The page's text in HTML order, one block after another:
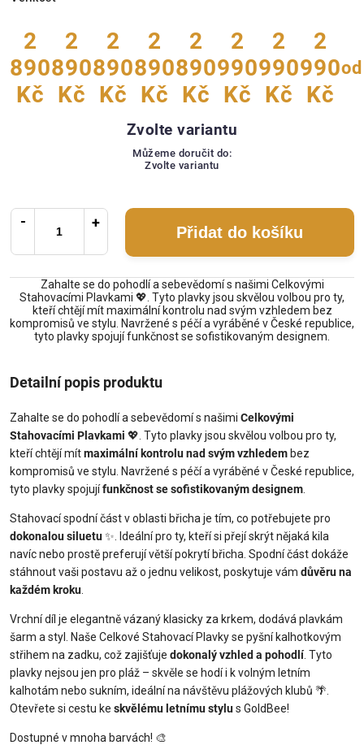
2
890
Kč
2
890
Kč
2
890
Kč
2
890
Kč
2
890
Kč
2
990
Kč
2
990
Kč
2
990
Kč
od
Zvolte variantu
Můžeme doručit do:
Zvolte variantu
Přidat do košíku
Zahalte se do pohodlí a sebevědomí s našimi Celkovými
Stahovacími Plavkami 💖. Tyto plavky jsou skvělou volbou pro ty,
kteří chtějí mít maximální kontrolu nad svým vzhledem bez
kompromisů ve stylu. Navržené s péčí a vyráběné v České republice,
tyto plavky spojují funkčnost se sofistikovaným designem.
Detailní popis produktu
Zahalte se do pohodlí a sebevědomí s našimi Celkovými
Stahovacími Plavkami 💖. Tyto plavky jsou skvělou volbou pro ty,
kteří chtějí mítmaximální kontrolu nad svým vzhledem bez
kompromisů ve stylu. Navržené s péčí a vyráběné v České republice,
tyto plavky spojujífunkčnost se sofistikovaným designem
Stahovací spodní část v oblasti břicha je tím, co potřebujete pro
dokonalou siluetu✨. Ideální pro ty, kteří si přejí skrýt nějaká kila
navíc nebo prostě preferují větší pokrytí břicha. Spodní část dokáže
stáhnout vaši postavu až o jednu velikost, poskytuje vám důvěru na
každém kroku
Vrchní díl je elegantně vázaný klasicky za krkem, dodává plavkám
šarm a styl. Naše Celkové Stahovací Plavky se pyšní kalhotkovým
střihem na zadku, což zajišťuje dokonalý vzhled a pohodlí. Tyto
plavky nejsou jen pro pláž – skvěle se hodí i k volným letním
kalhotám nebo sukním, ideální na návštěvu plážových klubů 🌴.
Otevřete si cestu ke skvělému letnímu stylus GoldBee!
Dostupné v mnoha barvách! 🎨